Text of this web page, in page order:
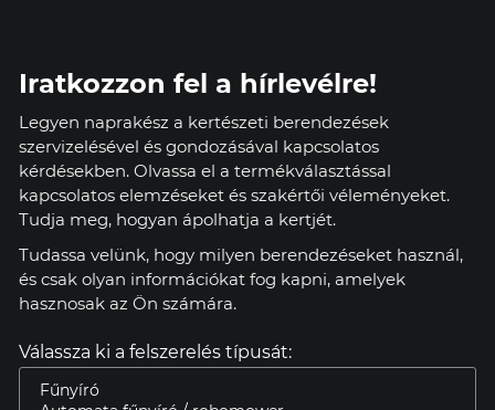
Iratkozzon fel a hírlevélre!
Legyen naprakész a kertészeti berendezések
szervizelésével és gondozásával kapcsolatos
kérdésekben. Olvassa el a termékválasztással
kapcsolatos elemzéseket és szakértői véleményeket.
Tudja meg, hogyan ápolhatja a kertjét.
Tudassa velünk, hogy milyen berendezéseket használ,
és csak olyan információkat fog kapni, amelyek
hasznosak az Ön számára.
Válassza ki a felszerelés típusát: